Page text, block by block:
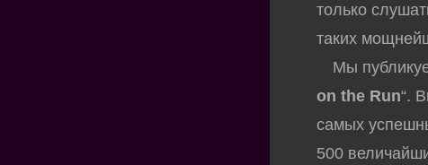
только
таких
Мы
on the Run“.
самых
500